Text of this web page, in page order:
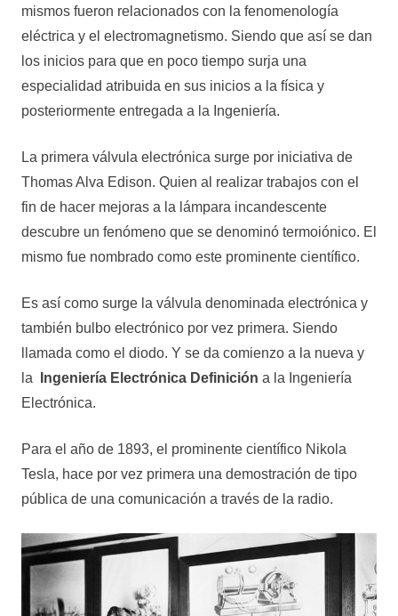
mismos fueron relacionados con la fenomenología
eléctrica y el electromagnetismo. Siendo que así se dan
los inicios para que en poco tiempo surja una
especialidad atribuida en sus inicios a la física y
posteriormente entregada a la Ingeniería.
La primera válvula electrónica surge por iniciativa de
Thomas Alva Edison. Quien al realizar trabajos con el
fin de hacer mejoras a la lámpara incandescente
descubre un fenómeno que se denominó termoiónico. El
mismo fue nombrado como este prominente científico.
Es así como surge la válvula denominada electrónica y
también bulbo electrónico por vez primera. Siendo
llamada como el diodo. Y se da comienzo a la nueva y
la
Ingeniería Electrónica Definición a la Ingeniería
Electrónica.
Para el año de 1893, el prominente científico Nikola
Tesla, hace por vez primera una demostración de tipo
pública de una comunicación a través de la radio.